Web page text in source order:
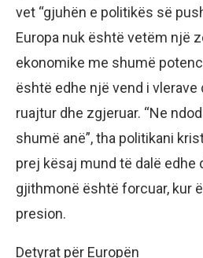
vet “gjuhën e politikës së
Europa nuk është vetëm një
ekonomike me shumë
është edhe një vend i
ruajtur dhe zgjeruar. “Ne
shumë anë”, tha politikani
prej kësaj mund të dalë edhe
gjithmonë është forcuar, kur
presion.
Detyrat për Europën